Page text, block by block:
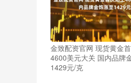
金致配资官网 现货黄金
4600美元大关 国内品牌
1429元/克